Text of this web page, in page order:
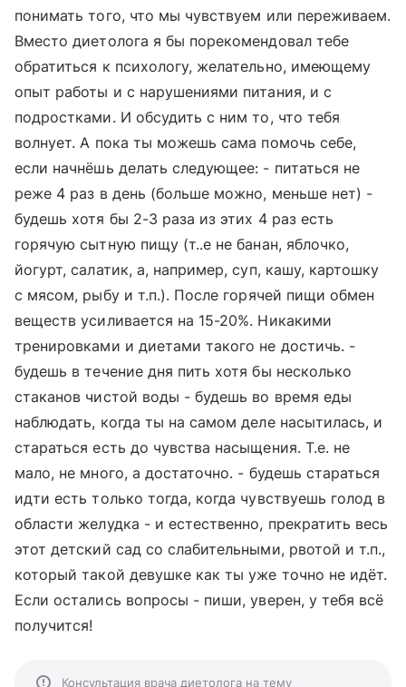
понимать того, что мы чувствуем или переживаем.
Вместо диетолога я бы порекомендовал тебе
обратиться к психологу, желательно, имеющему
опыт работы и с нарушениями питания, и с
подростками. И обсудить с ним то, что тебя
волнует. А пока ты можешь сама помочь себе,
если начнёшь делать следующее: - питаться не
реже 4 раз в день (больше можно, меньше нет) -
будешь хотя бы 2-3 раза из этих 4 раз есть
горячую сытную пищу (т..е не банан, яблочко,
йогурт, салатик, а, например, суп, кашу, картошку
с мясом, рыбу и т.п.). После горячей пищи обмен
веществ усиливается на 15-20%. Никакими
тренировками и диетами такого не достичь. -
будешь в течение дня пить хотя бы несколько
стаканов чистой воды - будешь во время еды
наблюдать, когда ты на самом деле насытилась, и
стараться есть до чувства насыщения. Т.е. не
мало, не много, а достаточно. - будешь стараться
идти есть только тогда, когда чувствуешь голод в
области желудка - и естественно, прекратить весь
этот детский сад со слабительными, рвотой и т.п.,
который такой девушке как ты уже точно не идёт.
Если остались вопросы - пиши, уверен, у тебя всё
получится!
Консультация врача диетолога на тему